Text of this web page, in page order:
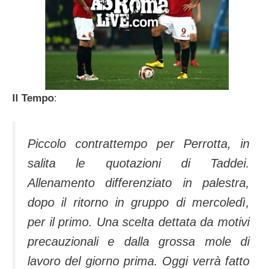
Il Tempo:
Piccolo contrattempo per Perrotta, in
salita le quotazioni di Taddei.
Allenamento differenziato in palestra,
dopo il ritorno in gruppo di mercoledì,
per il primo. Una scelta dettata da motivi
precauzionali e dalla grossa mole di
lavoro del giorno prima. Oggi verrà fatto